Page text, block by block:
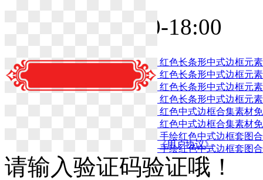
红色长条形中式边框元
红色长条形中式边框元
红色长条形中式边框元
红色长条形中式边框元
红色中式边框合集素材
红色中式边框合集素材
手绘红色中式边框套图
手绘红色中式边框套图
在线时间：9:00-18:00
点击咨询
共享素材
我已阅读并接受《用户协议》
请输入验证码验证哦！